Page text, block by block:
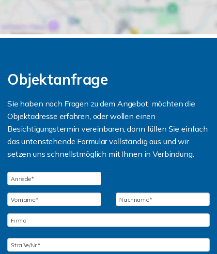
Objektanfrage
Sie haben noch Fragen zu dem Angebot, möchten die
Objektadresse erfahren, oder wollen einen
Besichtigungstermin vereinbaren, dann füllen Sie einfach
das untenstehende Formular vollständig aus und wir
setzen uns schnellstmöglich mit Ihnen in Verbindung.